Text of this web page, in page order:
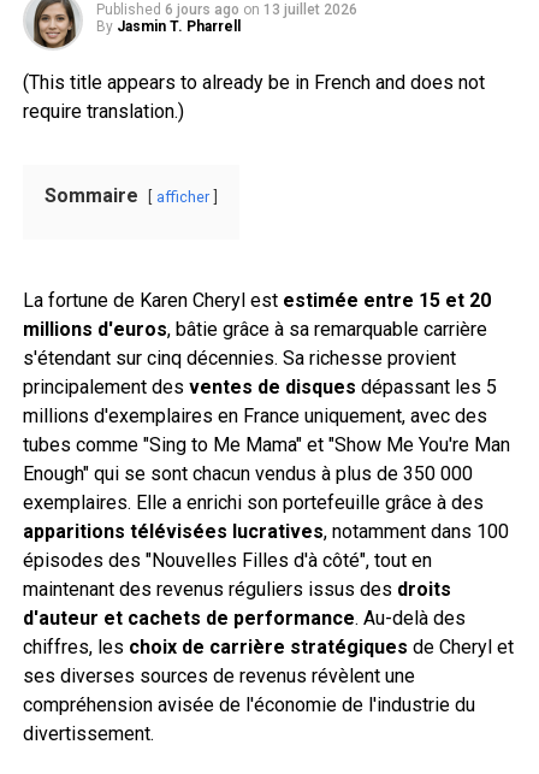
Published 6 jours ago on 13 juillet 2026
By Jasmin T. Pharrell
(This title appears to already be in French and does not
require translation.)
Sommaire afficher
La fortune de Karen Cheryl est estimée entre 15 et 20
millions d'euros, bâtie grâce à sa remarquable carrière
s'étendant sur cinq décennies. Sa richesse provient
principalement des ventes de disques dépassant les 5
millions d'exemplaires en France uniquement, avec des
tubes comme "Sing to Me Mama" et "Show Me You're Man
Enough" qui se sont chacun vendus à plus de 350 000
exemplaires. Elle a enrichi son portefeuille grâce à des
apparitions télévisées lucratives, notamment dans 100
épisodes des "Nouvelles Filles d'à côté", tout en
maintenant des revenus réguliers issus des droits
d'auteur et cachets de performance. Au-delà des
chiffres, les choix de carrière stratégiques de Cheryl et
ses diverses sources de revenus révèlent une
compréhension avisée de l'économie de l'industrie du
divertissement.